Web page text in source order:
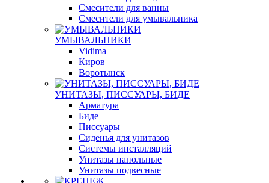
Смесители для ванны
Смесители для умывальника
УМЫВАЛЬНИКИ
Vidima
Киров
Воротынск
УНИТАЗЫ, ПИССУАРЫ, БИДЕ
Арматура
Биде
Писсуары
Сиденья для унитазов
Системы инсталляций
Унитазы напольные
Унитазы подвесные